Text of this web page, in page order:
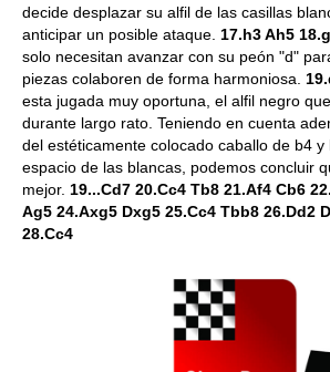
decide desplazar su alfil de las casillas
anticipar un posible ataque. 17.h3 Ah5
solo necesitan avanzar con su peón "d"
piezas colaboren de forma harmoniosa.
esta jugada muy oportuna, el alfil negro
durante largo rato. Teniendo en cuenta
del estéticamente colocado caballo de b4 y
espacio de las blancas, podemos concluir
mejor. 19...Cd7 20.Cc4 Tb8 21.Af4 Cb6
Ag5 24.Axg5 Dxg5 25.Cc4 Tbb8 26.Dd2
28.Cc4